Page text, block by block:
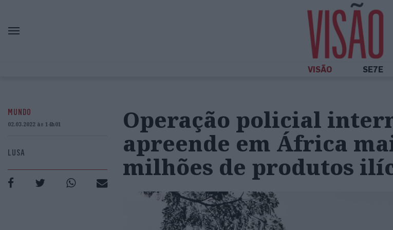
VISÃO SE7E
MUNDO
02.03.2022 às 14h01
LUSA
Operação policial
apreende em África
milhões de produtos